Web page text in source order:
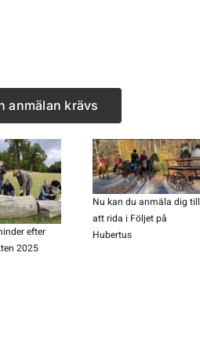
anmälan krävs
efter
2025
Nu kan du anmäla dig till
att rida i Följet på
Hubertus